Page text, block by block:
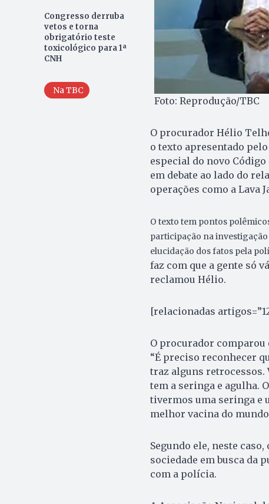
Congresso derruba
vetos e torna
obrigatório teste
toxicológico para 1ª
CNH
Na TBC
Foto: Reprodução/TBC
O procurador Hélio
o texto apresentado pelo
especial do novo Código
em debate ao lado do
operações como a Lava
O texto tem pontos
participação na
elucidação dos fatos pela
faz com que a gente só
reclamou Hélio.
[relacionadas
O procurador comparou
“É preciso reconhecer
traz alguns retrocessos.
tem a seringa e agulha.
tivermos uma seringa e
melhor vacina do
Segundo ele, neste
sociedade em busca da
com a polícia.